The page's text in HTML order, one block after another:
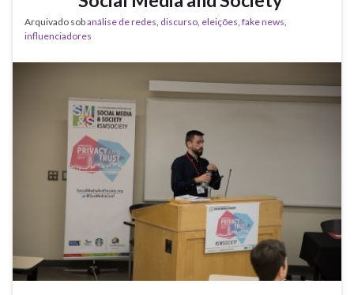
Arquivado sobanálise de redes discurso eleições fake news
influenciadores